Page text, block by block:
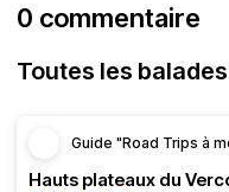
0 commentaire
Toutes les
Guide "Road Trips à
Hauts plateaux du